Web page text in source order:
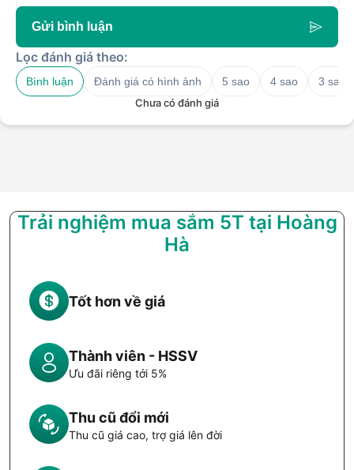
Gửi bình luận
Lọc đánh giá theo:
Bình luận Đánh giá có hình ảnh 5 sao 4 sao
3 sao
Chưa có đánh giá
Trải nghiệm mua sắm 5T tại Hoàng
Hà
Tốt hơn về giá
Thành viên - HSSV
Ưu đãi riêng tới 5%
Thu cũ đổi mới
Thu cũ giá cao, trợ giá lên đời